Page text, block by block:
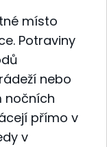
místo
Potraviny
nebo
nočních
přímo v
v